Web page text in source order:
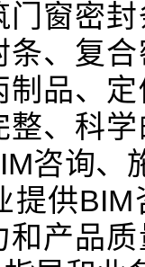
门窗密
条、复
制品、
整、科
咨询、
提供
和产品